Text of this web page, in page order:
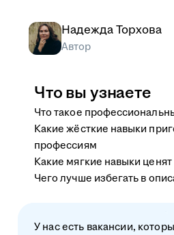
Надежда Торхова
Автор
Что вы узнаете
Что такое
Какие жёсткие навыки
профессиям
Какие мягкие навыки
Чего лучше избегать в
У нас есть вакансии,